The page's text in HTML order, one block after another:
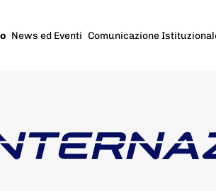
News ed Eventi Comunicazione